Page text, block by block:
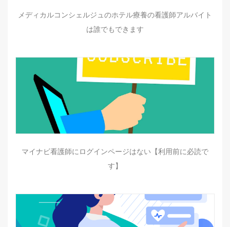
メディカルコンシェルジュのホテル療養の看護師アルバイト
は誰でもできます
マイナビ看護師にログインページはない【利用前に必読で
す】